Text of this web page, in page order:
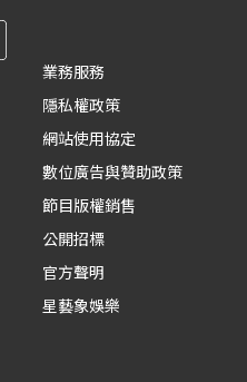
業務服務
隱私權政策
網站使用協定
數位廣告與贊助政策
節目版權銷售
公開招標
官方聲明
星藝象娛樂